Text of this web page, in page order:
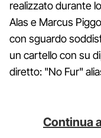
realizzato durante lo
Alas e Marcus
con sguardo
un cartello con su
diretto: "No Fur"
Continua